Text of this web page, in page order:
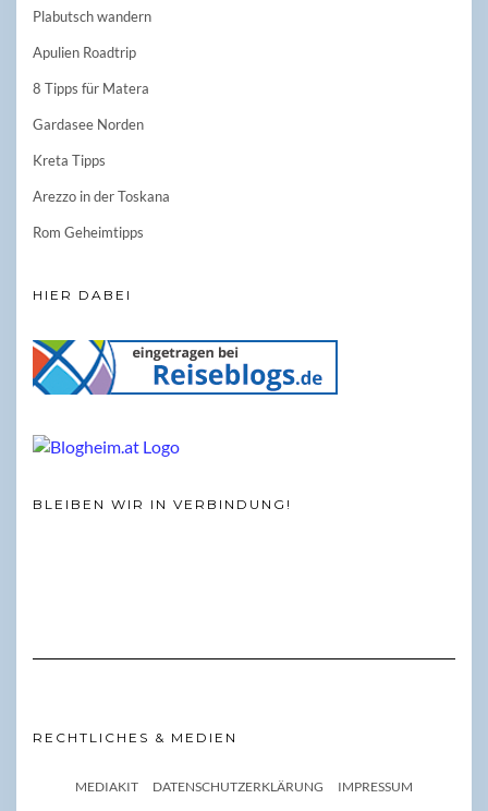
Plabutsch wandern
Apulien Roadtrip
8 Tipps für Matera
Gardasee Norden
Kreta Tipps
Arezzo in der Toskana
Rom Geheimtipps
HIER DABEI
BLEIBEN WIR IN VERBINDUNG!
RECHTLICHES & MEDIEN
MEDIAKIT DATENSCHUTZERKLÄRUNG IMPRESSUM